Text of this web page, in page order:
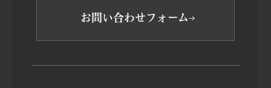
お問い合わせフォーム